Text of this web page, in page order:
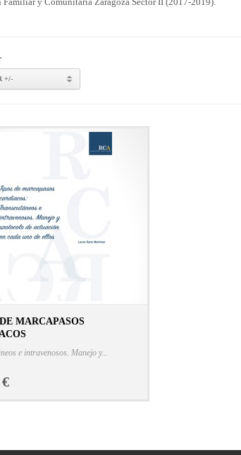
+/-
MARCAPASOS
e intravenosos. Manejo y...